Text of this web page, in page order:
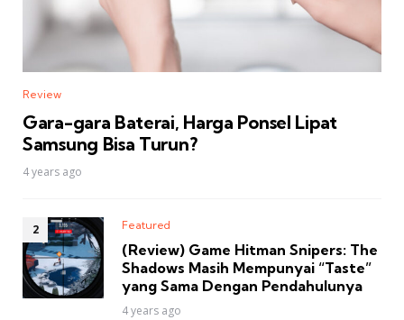
Review
Gara-gara Baterai, Harga Ponsel Lipat
Samsung Bisa Turun?
4 years ago
Featured
(Review) Game Hitman Snipers: The
Shadows Masih Mempunyai “Taste”
yang Sama Dengan Pendahulunya
4 years ago